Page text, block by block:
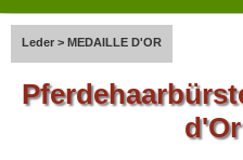
Leder > MEDAILLE D'OR
d'Or